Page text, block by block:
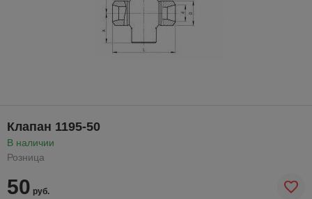
Клапан 1195-50
В наличии
Розница
50 руб.